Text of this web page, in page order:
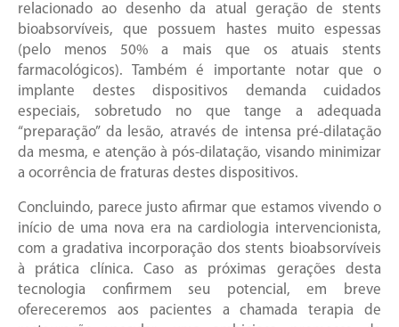
relacionado ao desenho da atual geração de stents
bioabsorvíveis, que possuem hastes muito espessas
(pelo menos 50% a mais que os atuais stents
farmacológicos). Também é importante notar que o
implante destes dispositivos demanda cuidados
especiais, sobretudo no que tange a adequada
“preparação” da lesão, através de intensa pré-dilatação
da mesma, e atenção à pós-dilatação, visando minimizar
a ocorrência de fraturas destes dispositivos.
Concluindo, parece justo afirmar que estamos vivendo o
início de uma nova era na cardiologia intervencionista,
com a gradativa incorporação dos stents bioabsorvíveis
à prática clínica. Caso as próximas gerações desta
tecnologia confirmem seu potencial, em breve
ofereceremos aos pacientes a chamada terapia de